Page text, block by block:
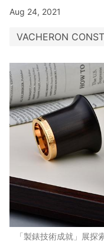
Aug 24, 2021
VACHERON
「製錶技術成就」展